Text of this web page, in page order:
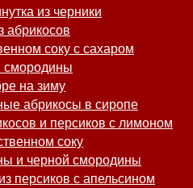
из черники
соку с сахаром
смородины
на зиму
абрикосы в сиропе
и персиков с лимоном
соку
и черной смородины
персиков с апельсином